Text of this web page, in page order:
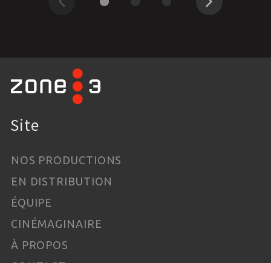
Précédent Suivant
Site
NOS PRODUCTIONS
EN DISTRIBUTION
ÉQUIPE
CINÉMAGINAIRE
À PROPOS